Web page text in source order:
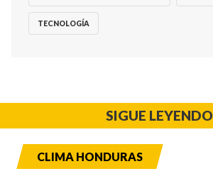
TECNOLOGÍA
SIGUE LEYENDO
CLIMA HONDURAS